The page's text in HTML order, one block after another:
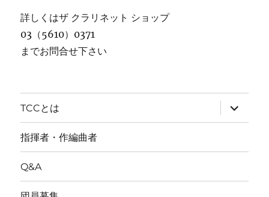
詳しくはザ クラリネット ショップ
03（5610）0371
までお問合せ下さい
TCCとは
ブ
メ
ー
開
指揮者・作編曲者
Q&A